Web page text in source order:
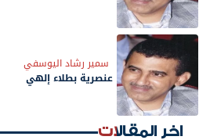
سمير رشاد اليوسفي
عنصرية بطلاء إلهي
اخر المقالات